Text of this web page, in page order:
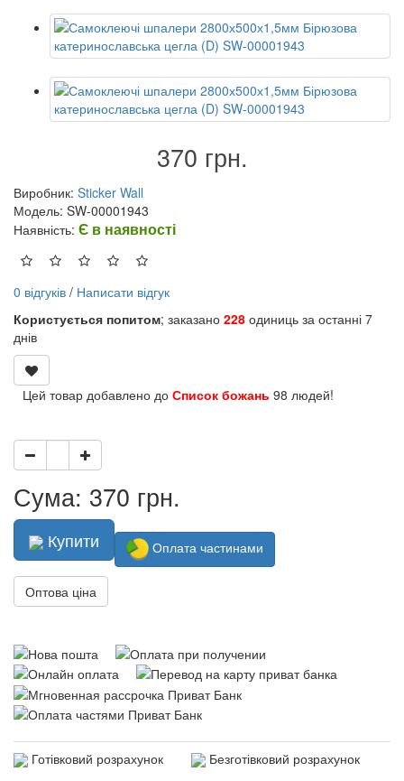
370 грн.
Виробник: Sticker Wall
Модель: SW-00001943
Наявність: Є в наявності
0 відгуків / Написати відгук
Користується попитом; заказано 228 одиниць за останні 7
днів
Цей товар добавлено до Список божань 98 людей!
Сума: 370 грн.
Купити Оплата частинами
Оптова ціна
Готівковий розрахунок Безготівковий розрахунок